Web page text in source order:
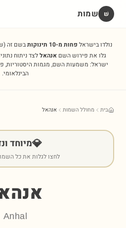
שׁ שמות
נולדו בישראל פחות מ-10 תינוקות בשם זה
גלו את פירוש השםאנהאללצד ניתוח
ישראל: משמעות השם, מגמות היסטוריות,
הבינלאומי.
בית מחולל השמות אנהאל
💎מיוחד
לחצו לגלות את כל
Anhal